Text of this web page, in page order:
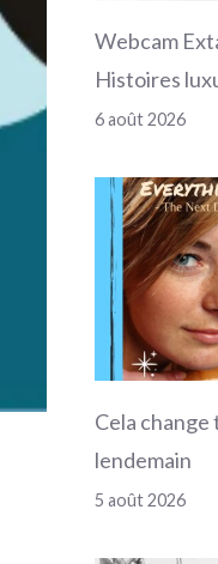
Webcam
Histoires
6 août 2026
Cela change
lendemain
5 août 2026